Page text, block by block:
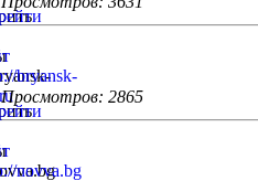
Просмотров: 2865